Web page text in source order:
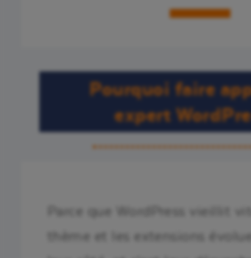
Pourquoi faire
expert
Parce que WordPress vieillit
thème et les extensions